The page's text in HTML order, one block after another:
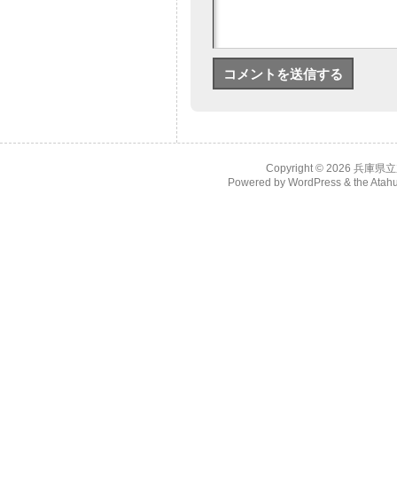
Copyright © 2026 兵庫県
Powered by WordPress & the